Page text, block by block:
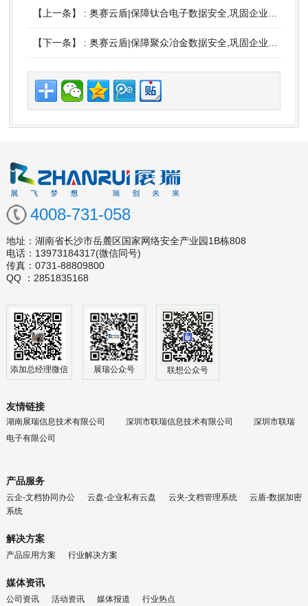
【上一条】 : 奥赛云盾|保障钛合电子数据安全,巩固企业的核心竞争力
【下一条】 : 奥赛云盾|保障聚众冶金数据安全,巩固企业的核心竞争力
4008-731-058
地址： 湖南省长沙市岳麓区国家网络安全产业园1B栋808
电话：13973184317(微信同号)
传真：0731-88809800
QQ ：2851835168
添加总经理微信 展瑞公众号 联想公众号
友情链接
湖南展瑞信息技术有限公司 深圳市联瑞信息技术有限公司
深圳市联瑞
电子有限公司
产品服务
云企-文档协同办公 云盘-企业私有云盘 云夹-文档管理系统
云盾-数据加密
系统
解决方案
产品应用方案 行业解决方案
媒体资讯
公司资讯 活动资讯 媒体报道 行业热点